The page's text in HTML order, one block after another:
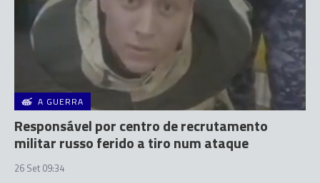
A GUERRA
Responsável por centro de recrutamento
militar russo ferido a tiro num ataque
26 Set 09:34